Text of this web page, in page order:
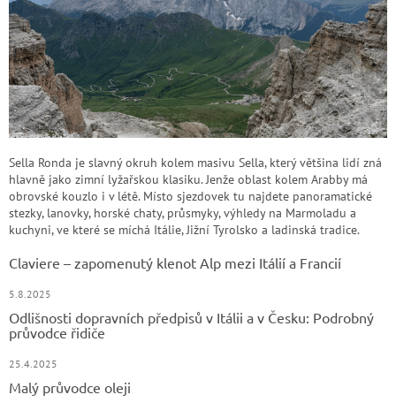
Sella Ronda je slavný okruh kolem masivu Sella, který většina lidí zná
hlavně jako zimní lyžařskou klasiku. Jenže oblast kolem Arabby má
obrovské kouzlo i v létě. Místo sjezdovek tu najdete panoramatické
stezky, lanovky, horské chaty, průsmyky, výhledy na Marmoladu a
kuchyni, ve které se míchá Itálie, Jižní Tyrolsko a ladinská tradice.
Claviere – zapomenutý klenot Alp mezi Itálií a Francií
5.8.2025
Odlišnosti dopravních předpisů v Itálii a v Česku: Podrobný
průvodce řidiče
25.4.2025
Malý průvodce oleji